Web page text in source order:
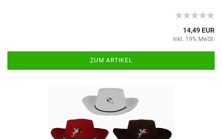
14,49 EUR
inkl. 19% MwSt.
ZUM ARTIKEL